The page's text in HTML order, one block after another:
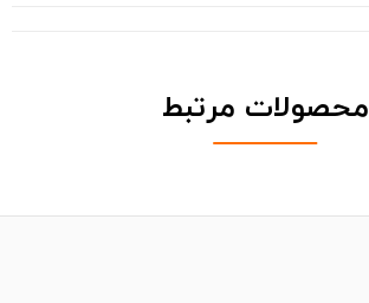
محصولات مرتبط